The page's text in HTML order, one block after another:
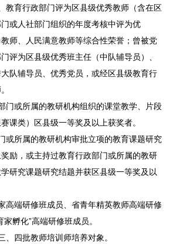
教育行政部门评为区县级优秀教师（含在区
或人社部门组织的年度考核中评为优
师、人民满意教师等综合性荣誉；曾被党
评为区县级优秀班主任（中队辅导员）、
队辅导员、优秀党员，或经区县级教育行
门或所属的教研机构组织的课堂教学、片段
课类）区县级一等奖及以上获奖者。
或所属的教研机构审批立项的教育课题研究
励，或主持过教育行政部门或所属的教研
研究课题研究结题并获区县级一等奖及以
高端研修班成员、省青年精英教师高端研修
孵化”高端研修班成员。
、四批教师培训师培养对象。